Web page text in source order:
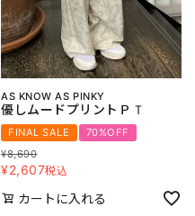
AS KNOW AS PINKY
優しムードプリントＰＴ
FINAL SALE
70%OFF
¥8,690
¥2,607税込
カートに入れる